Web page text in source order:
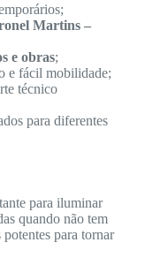
Martins –
e obras;
e fácil mobilidade;
técnico
para diferentes
para iluminar
quando não tem
para tornar